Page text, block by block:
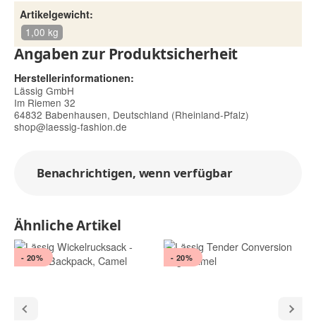
Artikelgewicht:
1,00 kg
Angaben zur Produktsicherheit
Herstellerinformationen:
Lässig GmbH
Im Riemen 32
64832 Babenhausen, Deutschland (Rheinland-Pfalz)
shop@laessig-fashion.de
Benachrichtigen, wenn verfügbar
Ähnliche Artikel
- 20% - 20%